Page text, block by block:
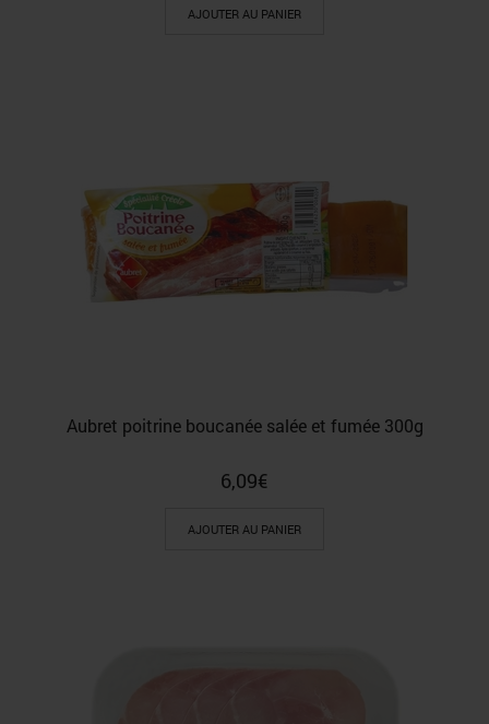
AJOUTER AU PANIER
Aubret poitrine boucanée salée et fumée 300g
6,09€
AJOUTER AU PANIER